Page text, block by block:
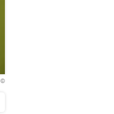
© telegram ir_sputnik